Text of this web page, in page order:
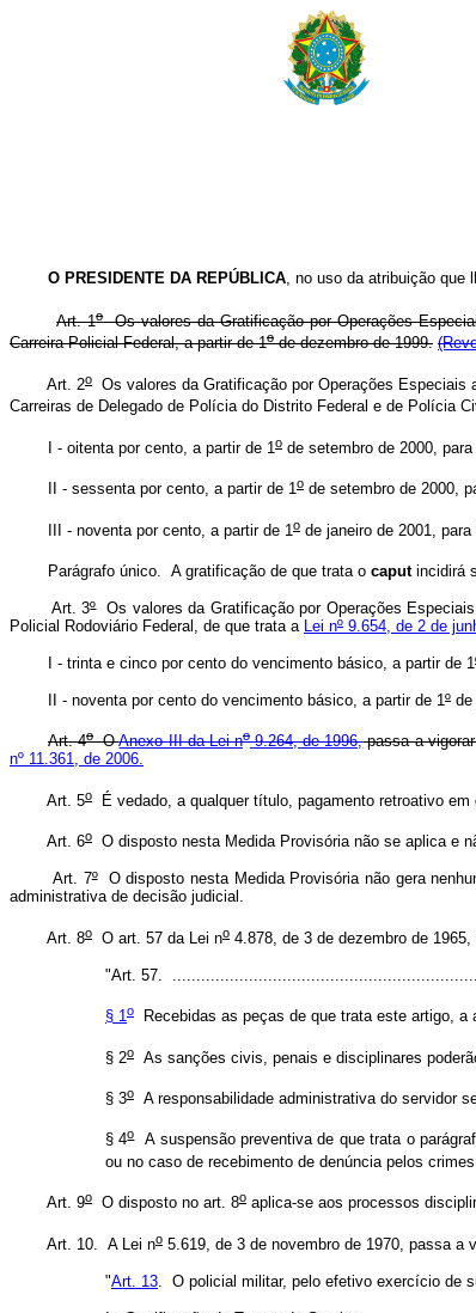
O PRESIDENTE DA REPÚBLICA, no uso da atribuição que
Art. 1oOs valores da Gratificação por Operações
Carreira Policial Federal, a partir de 1ode dezembro de 1999.
Art. 2o Os valores da Gratificação por Operações Especiais
Carreiras de Delegado de Polícia do Distrito Federal e de Polícia
I - oitenta por cento, a partir de 1o de setembro de 2000,
II - sessenta por cento, a partir de 1o de setembro de 2000,
III - noventa por cento, a partir de 1o de janeiro de 2001,
Parágrafo único. A gratificação de que trata o caputincidirá
Art. 3ºOs valores da Gratificação por Operações
Policial Rodoviário Federal, de que trata a
Lei nº 9.654, de 2 de
I - trinta e cinco por cento do vencimento básico, a partir de 1
II - noventa por cento do vencimento básico, a partir de 1 º de
Art. 4oOAnexo III da Lei no9.264, de 1996,passa a
nº 11.361, de 2006.
Art. 5o É vedado, a qualquer título, pagamento retroativo em
Art. 6o O disposto nesta Medida Provisória não se aplica e
Art. 7ºO disposto nesta Medida Provisória não gera
administrativa de decisão judicial.
Art. 8o O art. 57 da Lei no 4.878, de 3 de dezembro de
"Art. 57.
§ 1o Recebidas as peças de que trata este artigo,
§ 2o As sanções civis, penais e disciplinares
§ 3o A responsabilidade administrativa do servidor
§ 4oA suspensão preventiva de que trata o
ou no caso de recebimento de denúncia pelos
Art. 9o O disposto no art. 8o aplica-se aos processos
Art. 10. A Lei no 5.619, de 3 de novembro de 1970, passa a
"Art. 13 . O policial militar, pelo efetivo exercício de